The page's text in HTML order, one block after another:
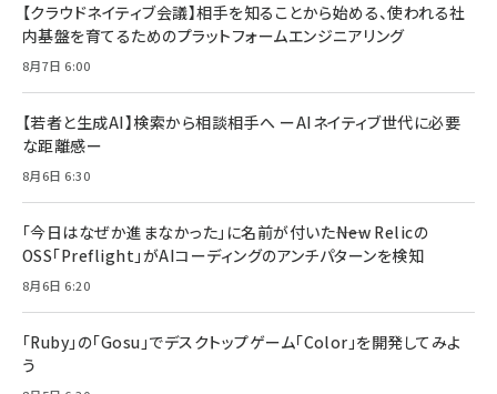
【クラウドネイティブ会議】相手を知ることから始める、使われる社
内基盤を育てるためのプラットフォームエンジニアリング
8月7日 6:00
【若者と生成AI】検索から相談相手へ ーAIネイティブ世代に必要
な距離感ー
8月6日 6:30
「今日はなぜか進まなかった」に名前が付いた――New Relicの
OSS「Preflight」がAIコーディングのアンチパターンを検知
8月6日 6:20
「Ruby」の「Gosu」でデスクトップゲーム「Color」を開発してみよ
う